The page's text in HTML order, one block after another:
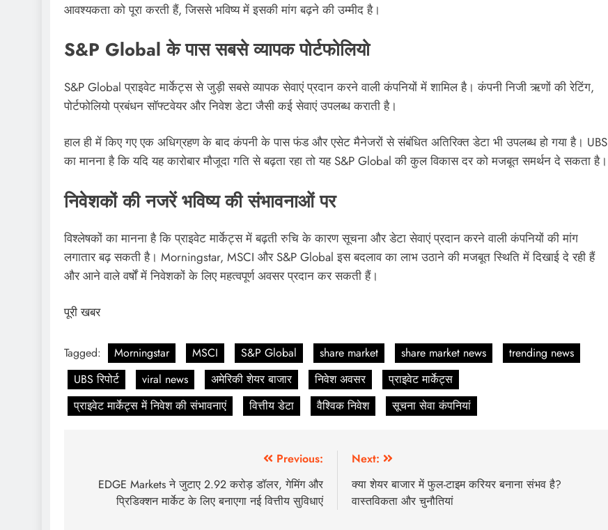
आवश्यकता को पूरा करती हैं, जिससे भविष्य में इसकी मांग बढ़ने की उम्मीद है।
S&P Global के पास सबसे व्यापक पोर्टफोलियो
S&P Global प्राइवेट मार्केट्स से जुड़ी सबसे व्यापक सेवाएं प्रदान करने वाली कंपनियों में शामिल है। कंपनी निजी ऋणों की रेटिंग,
पोर्टफोलियो प्रबंधन सॉफ्टवेयर और निवेश डेटा जैसी कई सेवाएं उपलब्ध कराती है।
हाल ही में किए गए एक अधिग्रहण के बाद कंपनी के पास फंड और एसेट मैनेजरों से संबंधित अतिरिक्त डेटा भी उपलब्ध हो गया है। UBS
का मानना है कि यदि यह कारोबार मौजूदा गति से बढ़ता रहा तो यह S&P Global की कुल विकास दर को मजबूत समर्थन दे सकता है।
निवेशकों की नजरें भविष्य की संभावनाओं पर
विश्लेषकों का मानना है कि प्राइवेट मार्केट्स में बढ़ती रुचि के कारण सूचना और डेटा सेवाएं प्रदान करने वाली कंपनियों की मांग
लगातार बढ़ सकती है। Morningstar, MSCI और S&P Global इस बदलाव का लाभ उठाने की मजबूत स्थिति में दिखाई दे रही हैं
और आने वाले वर्षों में निवेशकों के लिए महत्वपूर्ण अवसर प्रदान कर सकती हैं।
पूरी खबर
Tagged: Morningstar MSCI S&P Global share market share market news
trending news
UBS रिपोर्ट
viral news अमेरिकी शेयर बाजार निवेश अवसर
प्राइवेट मार्केट्स
प्राइवेट मार्केट्स में निवेश की संभावनाएं
वित्तीय डेटा वैश्विक निवेश सूचना सेवा कंपनियां
Previous:
EDGE Markets ने जुटाए 2.92 करोड़ डॉलर, गेमिंग और
प्रिडिक्शन मार्केट के लिए बनाएगा नई वित्तीय सुविधाएं
Next:
क्या शेयर बाजार में फुल-टाइम करियर बनाना संभव है?
वास्तविकता और चुनौतियां